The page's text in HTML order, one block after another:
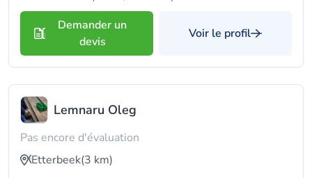
Demander un
devis
Voir le profil
Lemnaru Oleg
Pas encore d'évaluation
Etterbeek(3 km)